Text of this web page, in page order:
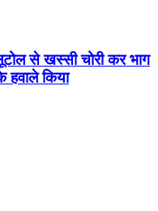
से खस्सी चोरी कर भाग
हवाले किया